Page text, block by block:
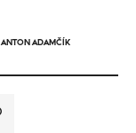
ANTON ADAMČÍK